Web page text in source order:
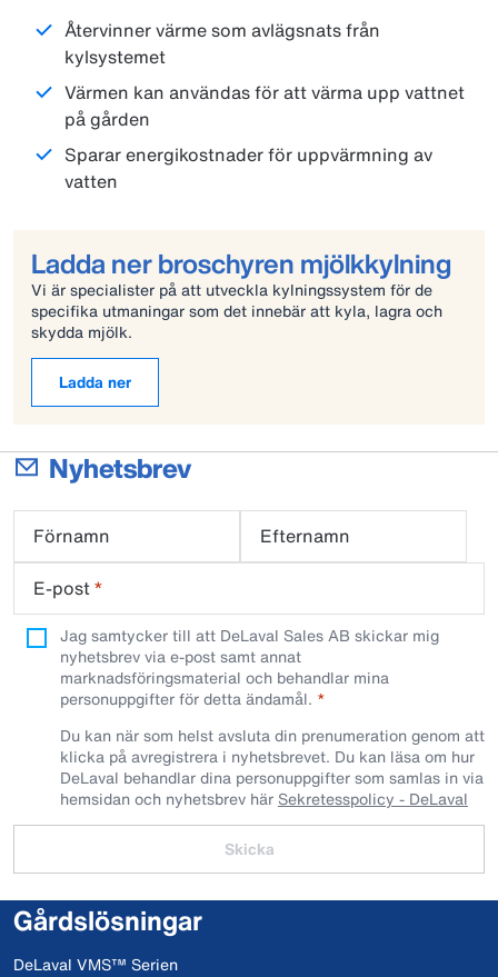
Återvinner värme som avlägsnats från
kylsystemet
Värmen kan användas för att värma upp vattnet
på gården
Sparar energikostnader för uppvärmning av
vatten
Ladda ner broschyren mjölkkylning
Vi är specialister på att utveckla kylningssystem för de
specifika utmaningar som det innebär att kyla, lagra och
skydda mjölk.
Ladda ner
Nyhetsbrev
Förnamn
Efternamn
E-post*
Jag samtycker till att DeLaval Sales AB skickar mig
nyhetsbrev via e-post samt annat
marknadsföringsmaterial och behandlar mina
personuppgifter för detta ändamål.
Du kan när som helst avsluta din prenumeration genom att
klicka på avregistrera i nyhetsbrevet. Du kan läsa om hur
DeLaval behandlar dina personuppgifter som samlas in via
hemsidan och nyhetsbrev här Sekretesspolicy - DeLaval
Skicka
Gårdslösningar
DeLaval VMS™ Serien